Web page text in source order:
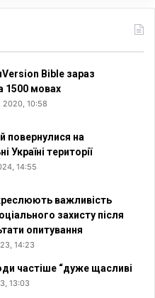
Bible зараз
1500 мовах
2020, 10:58
повернулися на
Україні території
14:55
важливість
захисту після
опитування
14:23
частіше “дуже щасливі
13:03